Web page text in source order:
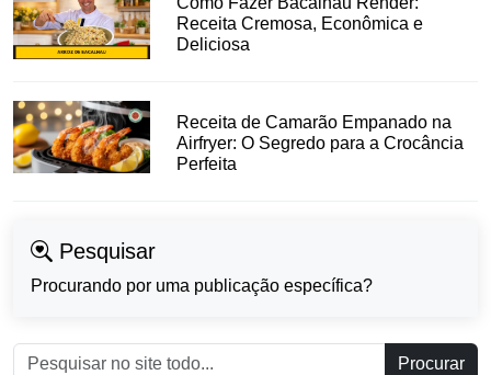
Receita Cremosa, Econômica e
Deliciosa
Receita de Camarão Empanado na
Airfryer: O Segredo para a Crocância
Perfeita
Pesquisar
Procurando por uma publicação específica?
Procurar